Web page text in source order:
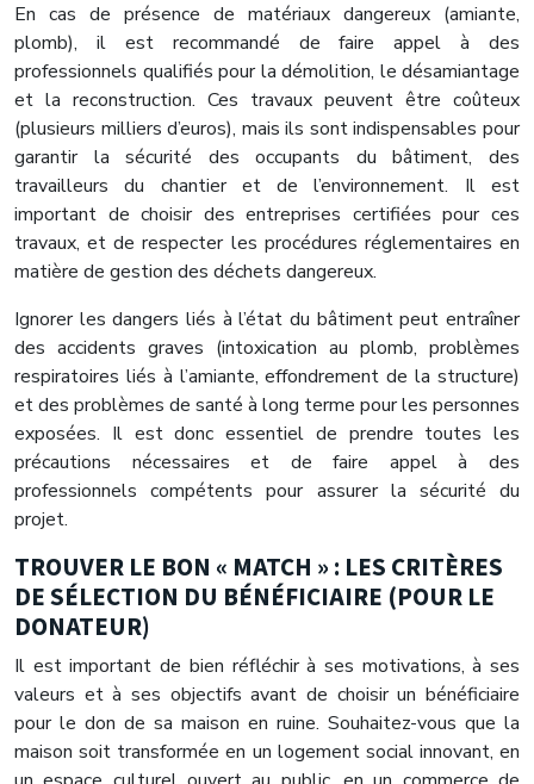
En cas de présence de matériaux dangereux (amiante,
plomb), il est recommandé de faire appel à des
professionnels qualifiés pour la démolition, le désamiantage
et la reconstruction. Ces travaux peuvent être coûteux
(plusieurs milliers d’euros), mais ils sont indispensables pour
garantir la sécurité des occupants du bâtiment, des
travailleurs du chantier et de l’environnement. Il est
important de choisir des entreprises certifiées pour ces
travaux, et de respecter les procédures réglementaires en
matière de gestion des déchets dangereux.
Ignorer les dangers liés à l’état du bâtiment peut entraîner
des accidents graves (intoxication au plomb, problèmes
respiratoires liés à l’amiante, effondrement de la structure)
et des problèmes de santé à long terme pour les personnes
exposées. Il est donc essentiel de prendre toutes les
précautions nécessaires et de faire appel à des
professionnels compétents pour assurer la sécurité du
projet.
TROUVER LE BON « MATCH » : LES CRITÈRES
DE SÉLECTION DU BÉNÉFICIAIRE (POUR LE
DONATEUR)
Il est important de bien réfléchir à ses motivations, à ses
valeurs et à ses objectifs avant de choisir un bénéficiaire
pour le don de sa maison en ruine. Souhaitez-vous que la
maison soit transformée en un logement social innovant, en